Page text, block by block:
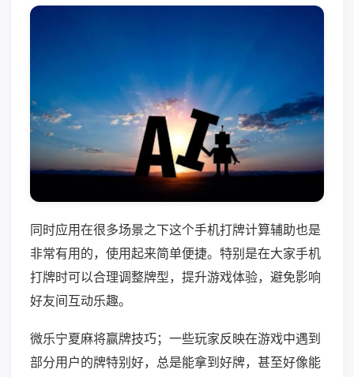
同时应用在很多场景之下这个手机打牌计算辅助也是
非常有用的，使用起来简单便捷。特别是在大家手机
打牌时可以合理调整牌型，提升游戏体验，避免影响
好友间互动乐趣。
微乐宁夏麻将赢牌技巧；一些玩家反映在游戏中遇到
部分用户的牌特别好，总是能拿到好牌，甚至好像能